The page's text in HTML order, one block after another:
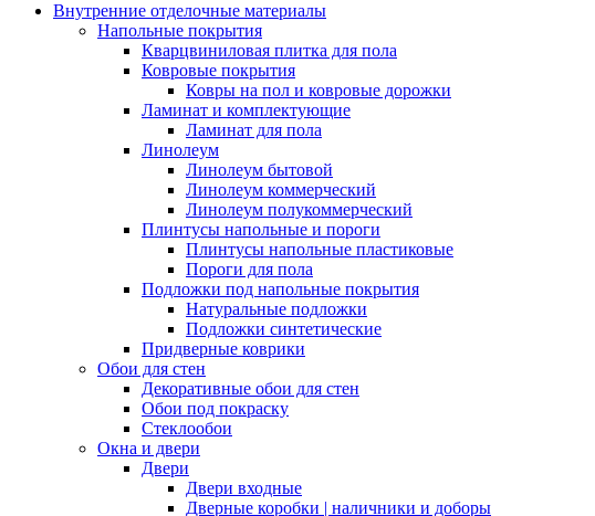
Внутренние отделочные материалы
Напольные покрытия
Кварцвиниловая плитка для пола
Ковровые покрытия
Ковры на пол и ковровые дорожки
Ламинат и комплектующие
Ламинат для пола
Линолеум
Линолеум бытовой
Линолеум коммерческий
Линолеум полукоммерческий
Плинтусы напольные и пороги
Плинтусы напольные пластиковые
Пороги для пола
Подложки под напольные покрытия
Натуральные подложки
Подложки синтетические
Придверные коврики
Обои для стен
Декоративные обои для стен
Обои под покраску
Стеклообои
Окна и двери
Двери
Двери входные
Дверные коробки | наличники и доборы